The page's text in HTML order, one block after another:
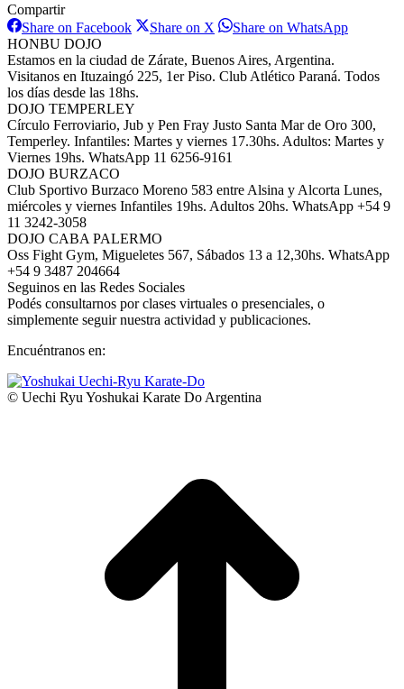
Compartir
Share on FacebookShare
Facebook
Share on X Share
X
Share on WhatsAppShare
HONBU DOJO
Estamos en la ciudad de Zárate, Buenos Aires, Argentina.
Visitanos en Ituzaingó 225, 1er Piso. Club Atlético Paraná. Todos
los días desde las 18hs.
DOJO TEMPERLEY
Círculo Ferroviario, Jub y Pen Fray Justo Santa Mar de Oro 300,
Temperley. Infantiles: Martes y viernes 17.30hs. Adultos: Martes y
Viernes 19hs. WhatsApp 11 6256-9161
DOJO BURZACO
Club Sportivo Burzaco Moreno 583 entre Alsina y Alcorta Lunes,
miércoles y viernes Infantiles 19hs. Adultos 20hs. WhatsApp +54 9
11 3242-3058
DOJO CABA PALERMO
Oss Fight Gym, Migueletes 567, Sábados 13 a 12,30hs. WhatsApp
+54 9 3487 204664
Seguinos en las Redes Sociales
Podés consultarnos por clases virtuales o presenciales, o
simplemente seguir nuestra actividad y publicaciones.
Encuéntranos en:
Facebook
page
YouTube
page
Instagram
page
Whatsapp
page
© Uechi Ryu Yoshukai Karate Do Argentina